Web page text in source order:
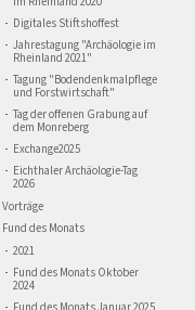
Digitales Stiftshoffest
Jahrestagung "Archäologie im
Rheinland 2021"
Tagung "Bodendenkmalpflege
und Forstwirtschaft"
Tag der offenen Grabung auf
dem Monreberg
Exchange2025
Eichthaler Archäologie-Tag
2026
Vorträge
Fund des Monats
2021
Fund des Monats Oktober
2024